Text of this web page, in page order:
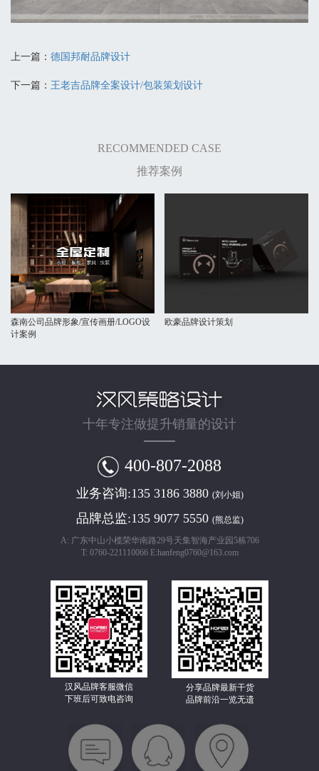
上一篇： 德国邦耐品牌设计
下一篇： 王老吉品牌全案设计/包装策划设计
RECOMMENDED CASE
推荐案例
森南公司品牌形象/宣传画册/LOGO设
计案例
欧豪品牌设计策划
十年专注做提升销量的设计
400-807-2088
业务咨询:135 3186 3880 (刘小姐)
品牌总监:135 9077 5550 (熊总监)
A: 广东中山小榄荣华南路29号天集智海产业园5栋706
T: 0760-221110066 E:hanfeng0760@163.com
汉风品牌客服微信
下班后可致电咨询
分享品牌最新干货
品牌前沿一览无遗